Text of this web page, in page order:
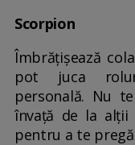
Scorpion
Îmbrățișează
pot juca
personală. Nu
învață de la alții
pentru a te